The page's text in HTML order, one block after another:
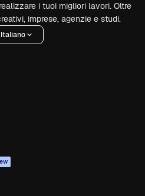
i tuoi migliori lavori. Oltre
imprese, agenzie e studi.
Italiano